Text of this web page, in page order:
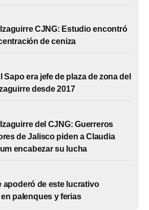
CJNG: Estudio encontró
de ceniza
Sapo era jefe de plaza de zona del
desde 2017
del CJNG: Guerreros
de Jalisco piden a Claudia
encabezar su lucha
apoderó de este lucrativo
palenques y ferias